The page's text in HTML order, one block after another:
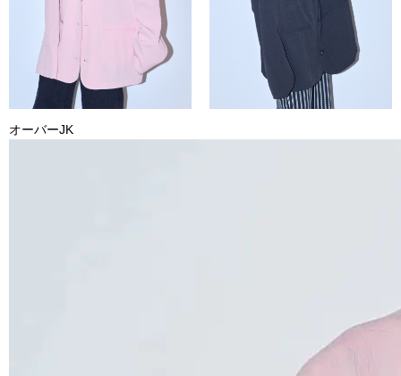
オーバーJK